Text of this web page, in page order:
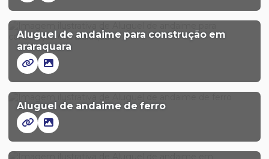
Aluguel de andaime para construção em
araraquara
Aluguel de andaime de ferro